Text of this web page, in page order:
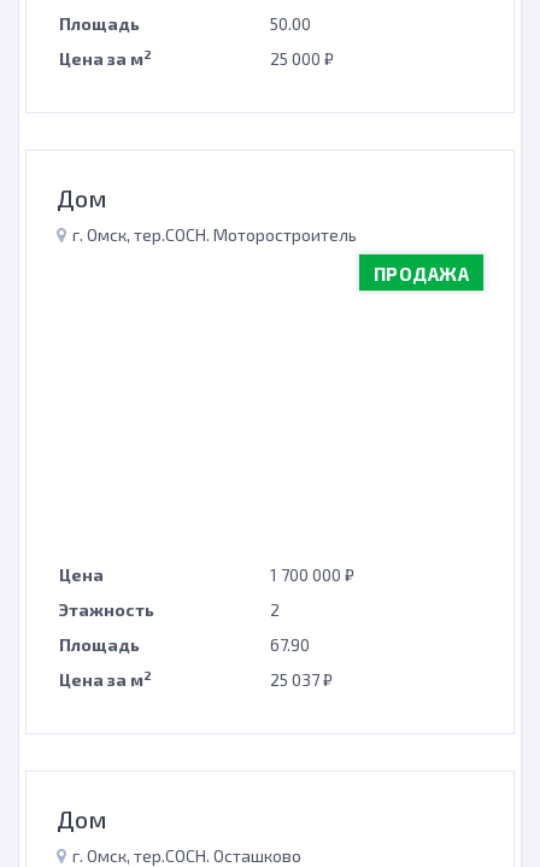
Площадь
50.00
Цена за м2 25 000 ₽
Дом
г. Омск, тер.СОСН. Моторостроитель
ПРОДАЖА
Цена
1 700 000 ₽
Этажность
2
Площадь
67.90
Цена за м2 25 037 ₽
Дом
г. Омск, тер.СОСН. Осташково